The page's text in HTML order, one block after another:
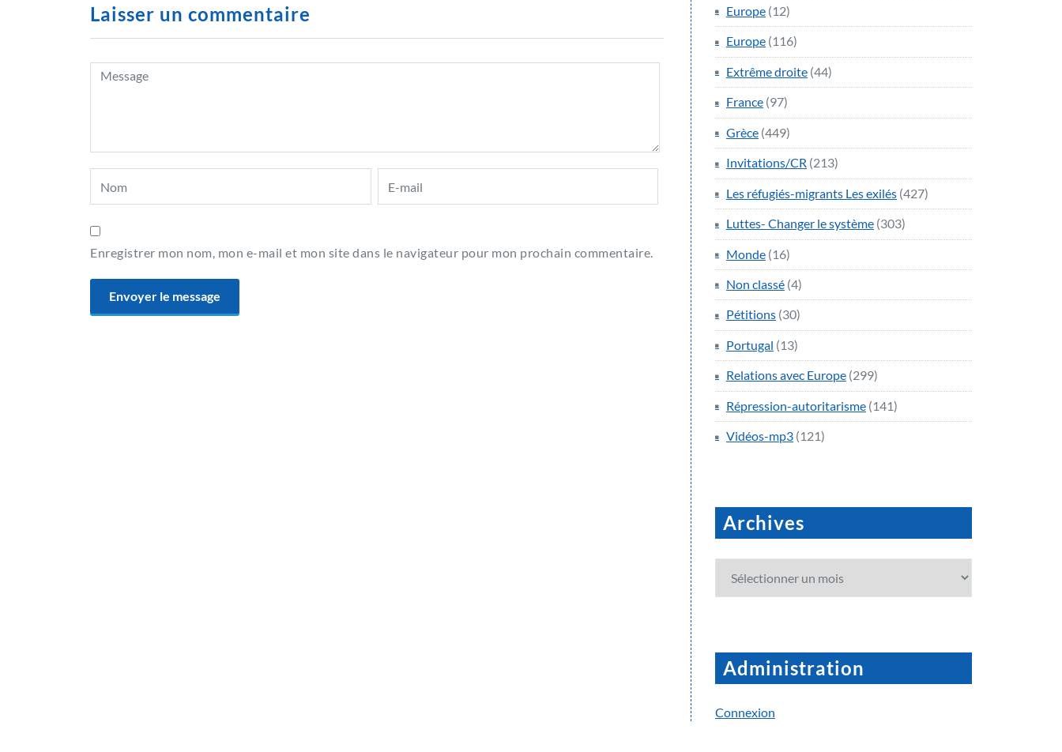
Laisser un commentaire
Enregistrer mon nom, mon e-mail et mon site dans le navigateur pour mon prochain commentaire.
Europe (12)
Europe (116)
Extrême droite (44)
France (97)
Grèce (449)
Invitations/CR (213)
Les réfugiés-migrants Les exilés (427)
Luttes- Changer le système (303)
Monde (16)
Non classé (4)
Pétitions (30)
Portugal (13)
Relations avec Europe (299)
Répression-autoritarisme (141)
Vidéos-mp3 (121)
Archives
Administration
Connexion